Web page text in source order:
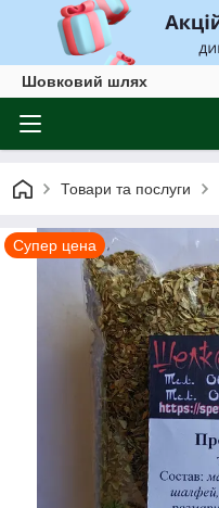
Шовковий шлях
Товари та послуги
Супер цена